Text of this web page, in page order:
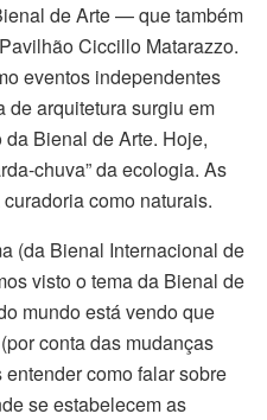
de Arte — que também
Ciccillo Matarazzo.
eventos independentes
de arquitetura surgiu em
Bienal de Arte. Hoje,
chuva” da ecologia. As
como naturais.
(da Bienal Internacional de
visto o tema da Bienal de
mundo está vendo que
conta das mudanças
como falar sobre
se estabelecem as